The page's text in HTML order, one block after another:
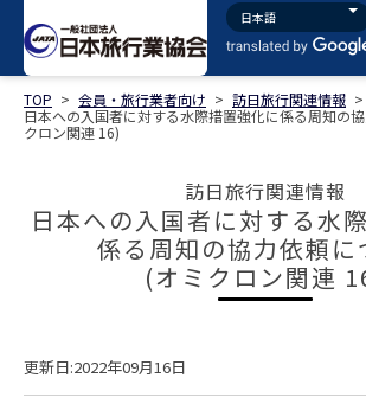
TOP > 会員・旅行業者向け > 訪日旅行関連情報 >
日本への入国者に対する水際措置強化に係る周知の
クロン関連 16)
訪日旅行関連情報
日本への入国者に対する水
係る周知の協力依頼に
(オミクロン関連
更新日:2022年09月16日